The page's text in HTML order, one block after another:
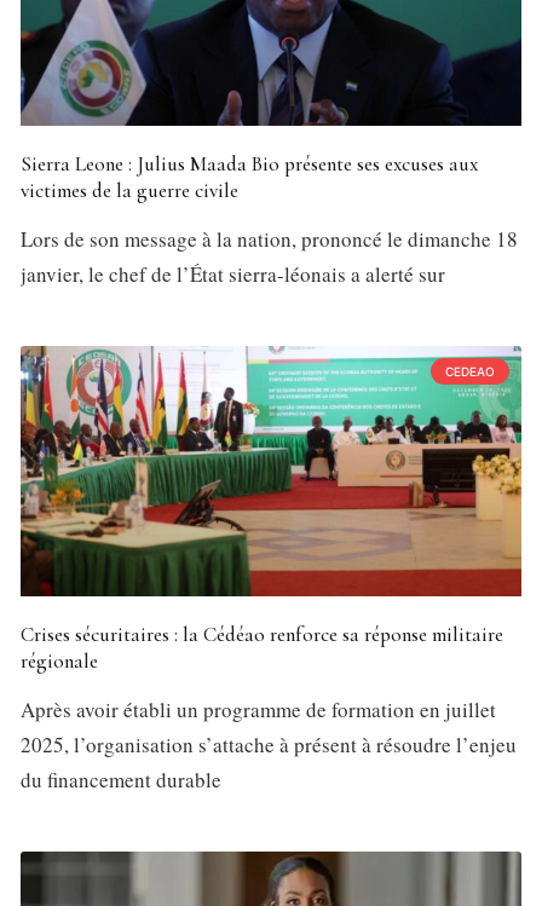
Sierra Leone : Julius Maada Bio présente ses excuses aux
victimes de la guerre civile
Lors de son message à la nation, prononcé le dimanche 18
janvier, le chef de l’État sierra-léonais a alerté sur
CEDEAO
Crises sécuritaires : la Cédéao renforce sa réponse militaire
régionale
Après avoir établi un programme de formation en juillet
2025, l’organisation s’attache à présent à résoudre l’enjeu
du financement durable